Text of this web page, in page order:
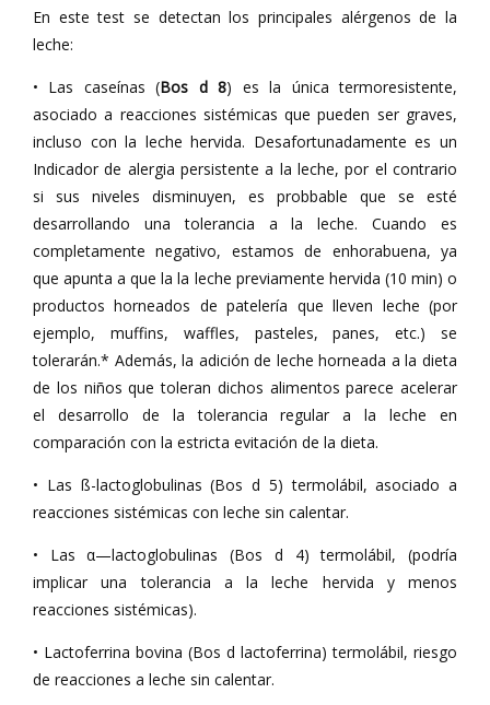
En este test se detectan los principales alérgenos de la
leche:
• Las caseínas (Bos d 8) es la única termoresistente,
asociado a reacciones sistémicas que pueden ser graves,
incluso con la leche hervida. Desafortunadamente es un
Indicador de alergia persistente a la leche, por el contrario
si sus niveles disminuyen, es probbable que se esté
desarrollando una tolerancia a la leche. Cuando es
completamente negativo, estamos de enhorabuena, ya
que apunta a que la la leche previamente hervida (10 min) o
productos horneados de patelería que lleven leche (por
ejemplo, muffins, waffles, pasteles, panes, etc.) se
tolerarán.* Además, la adición de leche horneada a la dieta
de los niños que toleran dichos alimentos parece acelerar
el desarrollo de la tolerancia regular a la leche en
comparación con la estricta evitación de la dieta.
• Las ß-lactoglobulinas (Bos d 5) termolábil, asociado a
reacciones sistémicas con leche sin calentar.
• Las α—lactoglobulinas (Bos d 4) termolábil, (podría
implicar una tolerancia a la leche hervida y menos
reacciones sistémicas).
• Lactoferrina bovina (Bos d lactoferrina) termolábil, riesgo
de reacciones a leche sin calentar.